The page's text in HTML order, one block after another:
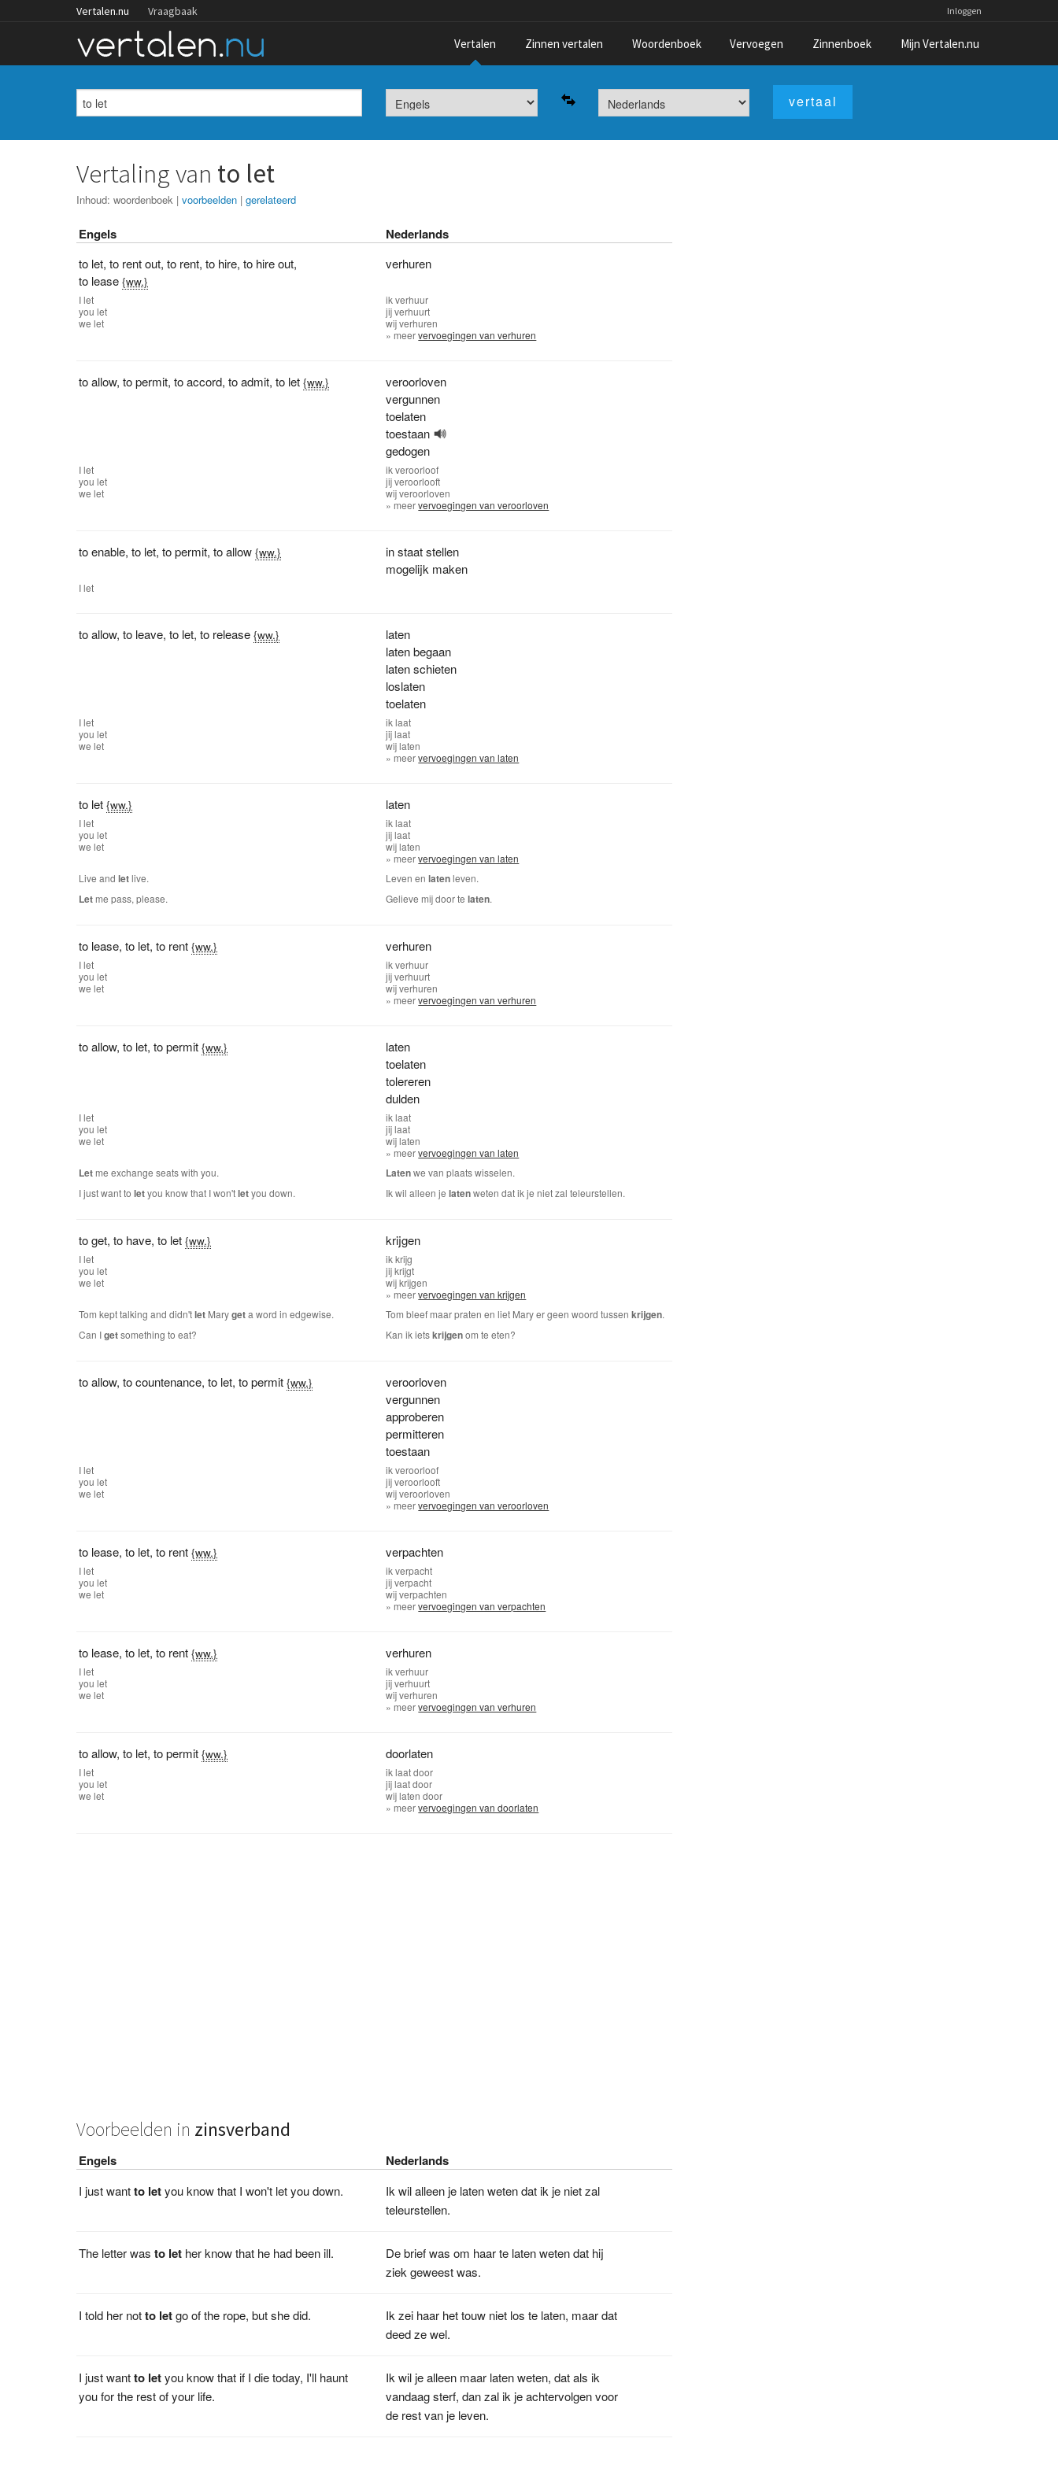
Vertalen.nu Vraagbaak Inloggen
Vertalen Zinnen vertalen Woordenboek Vervoegen Zinnenboek Mijn Vertalen.nu
Vertaling van to let
Inhoud:woordenboek |voorbeelden |gerelateerd
Engels Nederlands
to let,to rent out,to rent,to hire,to hire out,
to lease {ww.}
verhuren
Ilet
youlet
welet
ikverhuur
jijverhuurt
wijverhuren
» meervervoegingen van verhuren
to allow,to permit,to accord,to admit,to let {ww.}
veroorloven
vergunnen
toelaten
toestaan
gedogen
Ilet
youlet
welet
ikveroorloof
jijveroorlooft
wijveroorloven
» meervervoegingen van veroorloven
to enable,to let,to permit,to allow {ww.}
in staat stellen
mogelijk maken
Ilet
to allow,to leave,to let,to release {ww.}
laten
laten begaan
laten schieten
loslaten
toelaten
Ilet
youlet
welet
iklaat
jijlaat
wijlaten
» meervervoegingen van laten
to let {ww.} laten
Ilet
youlet
welet
iklaat
jijlaat
wijlaten
» meervervoegingen van laten
Live andletlive. Leven enlatenleven.
Let me pass, please. Gelieve mij door telaten.
to lease,to let,to rent {ww.} verhuren
Ilet
youlet
welet
ikverhuur
jijverhuurt
wijverhuren
» meervervoegingen van verhuren
to allow,to let,to permit {ww.}
laten
toelaten
tolereren
dulden
Ilet
youlet
welet
iklaat
jijlaat
wijlaten
» meervervoegingen van laten
Let me exchange seats with you. Latenwe van plaats wisselen.
I just want toletyou know that I won'tletyou down. Ik wil alleen jelatenweten dat ik je niet zal teleurstellen.
to get,to have,to let {ww.} krijgen
Ilet
youlet
welet
ikkrijg
jijkrijgt
wijkrijgen
» meervervoegingen van krijgen
Tom kept talking and didn'tlet Marygeta word in edgewise. Tom bleef maar praten en liet Mary er geen woord tussenkrijgen.
Can Igetsomething to eat? Kan ik ietskrijgenom te eten?
to allow,to countenance,to let,to permit {ww.}
veroorloven
vergunnen
approberen
permitteren
toestaan
Ilet
youlet
welet
ikveroorloof
jijveroorlooft
wijveroorloven
» meervervoegingen van veroorloven
to lease,to let,to rent {ww.} verpachten
Ilet
youlet
welet
ikverpacht
jijverpacht
wijverpachten
» meervervoegingen van verpachten
to lease,to let,to rent {ww.} verhuren
Ilet
youlet
welet
ikverhuur
jijverhuurt
wijverhuren
» meervervoegingen van verhuren
to allow,to let,to permit {ww.} doorlaten
Ilet
youlet
welet
iklaat door
jijlaat door
wijlaten door
» meervervoegingen van doorlaten
Voorbeelden in zinsverband
Engels Nederlands
I just wantto letyou know that I won't let you down.
Ik wil alleen je laten weten dat ik je niet zal
teleurstellen.
The letter wasto let her know that he had been ill.
De brief was om haar te laten weten dat hij
ziek geweest was.
I told her notto letgo of the rope, but she did.
Ik zei haar het touw niet los te laten, maar dat
deed ze wel.
I just wantto letyou know that if I die today, I'll haunt
you for the rest of your life.
Ik wil je alleen maar laten weten, dat als ik
vandaag sterf, dan zal ik je achtervolgen voor
de rest van je leven.